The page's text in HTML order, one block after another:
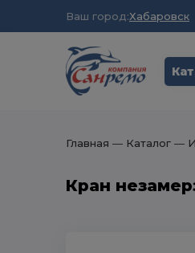
Ваш город:Хабаровск
Главная ― Каталог ―
Кран